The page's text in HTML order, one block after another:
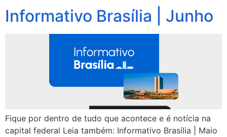
Informativo Brasília | Junho
Fique por dentro de tudo que acontece e é notícia na
capital federal Leia também: Informativo Brasília | Maio